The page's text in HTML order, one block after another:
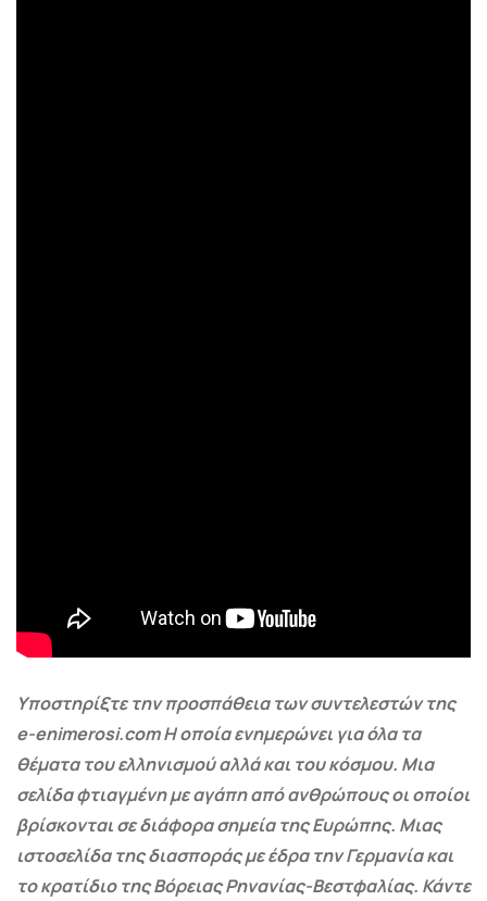
Υποστηρίξτε την προσπάθεια των συντελεστών της
e-enimerosi.com Η οποία ενημερώνει για όλα τα
θέματα του ελληνισμού αλλά και του κόσμου. Μια
σελίδα φτιαγμένη με αγάπη από ανθρώπους οι οποίοι
βρίσκονται σε διάφορα σημεία της Ευρώπης. Μιας
ιστοσελίδα της διασποράς με έδρα την Γερμανία και
το κρατίδιο της Βόρειας Ρηνανίας-Βεστφαλίας. Κάντε